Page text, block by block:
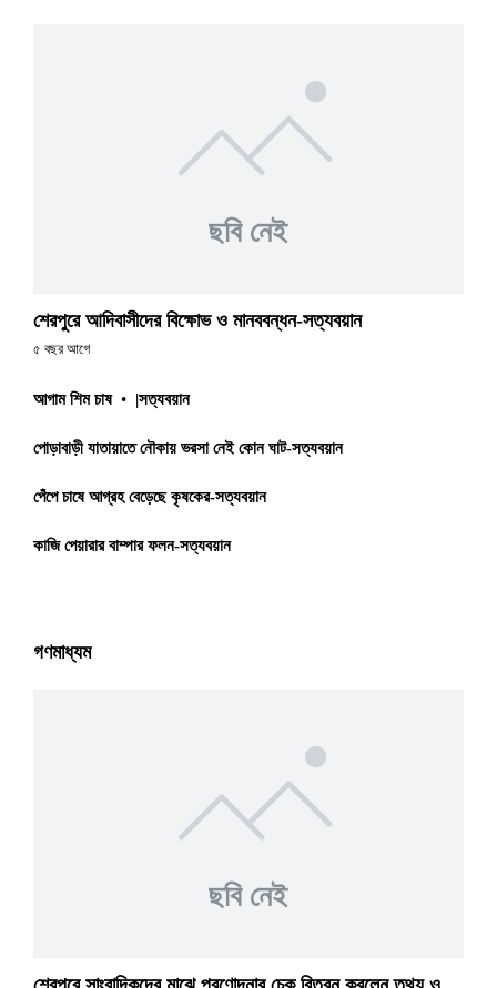
ছবি নেই
শেরপুরে আদিবাসীদের বিক্ষোভ ও মানববন্ধন-সত্যবয়ান
৫ বছর আগে
আগাম শিম চাষ • |সত্যবয়ান
পোড়াবাড়ী যাতায়াতে নৌকায় ভরসা নেই কোন ঘাট-সত্যবয়ান
পেঁপে চাষে আগ্রহ বেড়েছে কৃষকের-সত্যবয়ান
কাজি পেয়ারার বাম্পার ফলন-সত্যবয়ান
গণমাধ্যম
ছবি নেই